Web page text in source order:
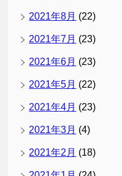
2021年8月 (22)
2021年7月 (23)
2021年6月 (23)
2021年5月 (22)
2021年4月 (23)
2021年3月 (4)
2021年2月 (18)